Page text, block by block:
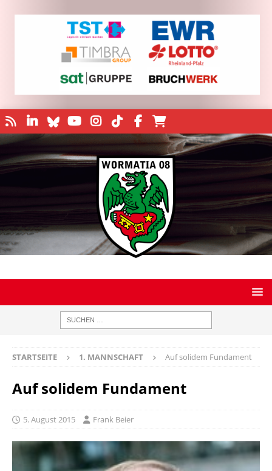
STARTSEITE 1. MANNSCHAFT Auf solidem Fundament
Auf solidem Fundament
5. August 2015 Frank Beier